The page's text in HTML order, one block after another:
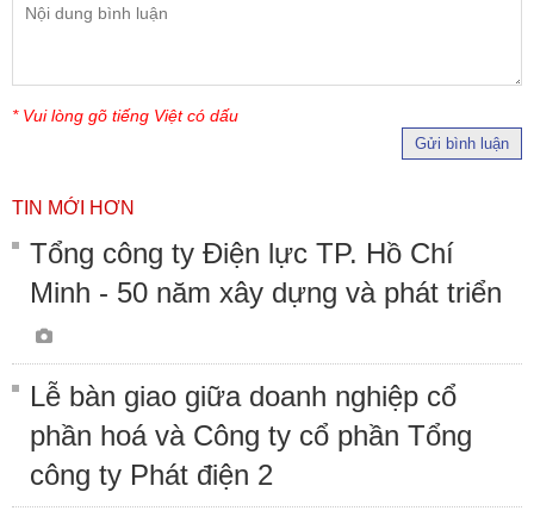
* Vui lòng gõ tiếng Việt có dấu
Gửi bình luận
TIN MỚI HƠN
Tổng công ty Điện lực TP. Hồ Chí
Minh - 50 năm xây dựng và phát triển
Lễ bàn giao giữa doanh nghiệp cổ
phần hoá và Công ty cổ phần Tổng
công ty Phát điện 2